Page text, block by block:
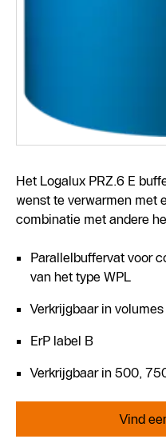
Het Logalux PRZ.6 E
wenst te verwarmen met
combinatie met andere
Parallelbuffervat voor
van het type WPL
Verkrijgbaar in
ErP label B
Verkrijgbaar in 500,
Vind